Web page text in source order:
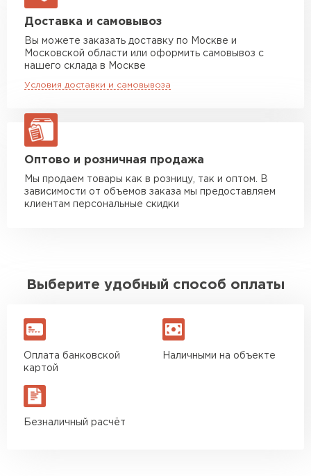
Манипулятор до 5 тн
Манипулятор до 10 тн
макс. длина груза 8 м
макс. длина груза 13,5 м
ЗАКАЗАТЬ С ДОСТАВКОЙ
Доставка и самовывоз
Вы можете заказать доставку по Москве и
Московской области или оформить самовывоз с
нашего склада в Москве
Условия доставки и самовывоза
Оптово и розничная продажа
Мы продаем товары как в розницу, так и оптом. В
зависимости от объемов заказа мы предоставляем
клиентам персональные скидки
Выберите удобный способ оплаты
Оплата банковской
картой
Наличными на объекте
Безналичный расчёт